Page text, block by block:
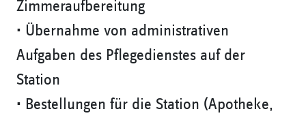
Zimmeraufbereitung
• Übernahme von administrativen
Aufgaben des Pflegedienstes auf der
Station
• Bestellungen für die Station (Apotheke,